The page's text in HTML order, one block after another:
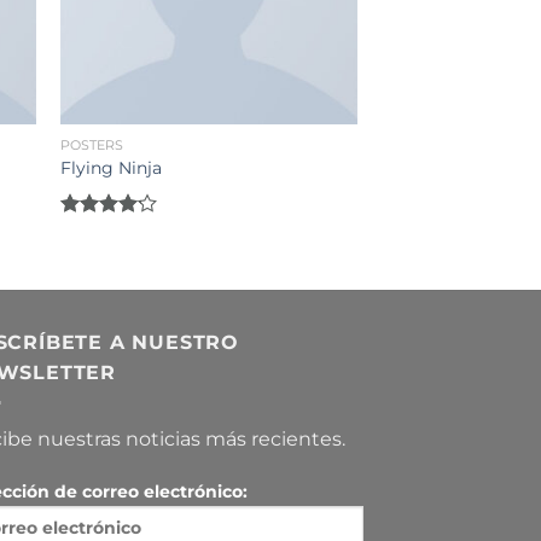
POSTERS
Flying Ninja
A NUESTRO
nuestras noticias más recientes.
de correo electrónico: